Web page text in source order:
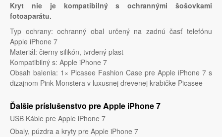
Kryt nie je kompatibilný s ochrannými šošovkami
fotoaparátu.
Typ ochrany: ochranný obal určený na zadnú časť telefónu
Apple iPhone 7
Materiál: čierny silikón, tvrdený plast
Kompatibilný s: Apple iPhone 7
Obsah balenia: 1× Picasee Fashion Case pre Apple iPhone 7 s
dizajnom Pink Monstera v luxusnej drevenej krabičke Picasee
Ďalšie príslušenstvo pre Apple iPhone 7
USB Káble pre Apple iPhone 7
Obaly, púzdra a kryty pre Apple iPhone 7